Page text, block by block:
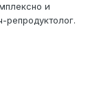
и
репродуктолог.